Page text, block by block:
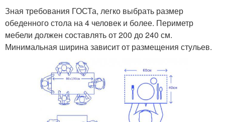
Зная требования ГОСТа, легко выбрать размер
обеденного стола на 4 человек и более. Периметр
мебели должен составлять от 200 до 240 см.
Минимальная ширина зависит от размещения стульев.